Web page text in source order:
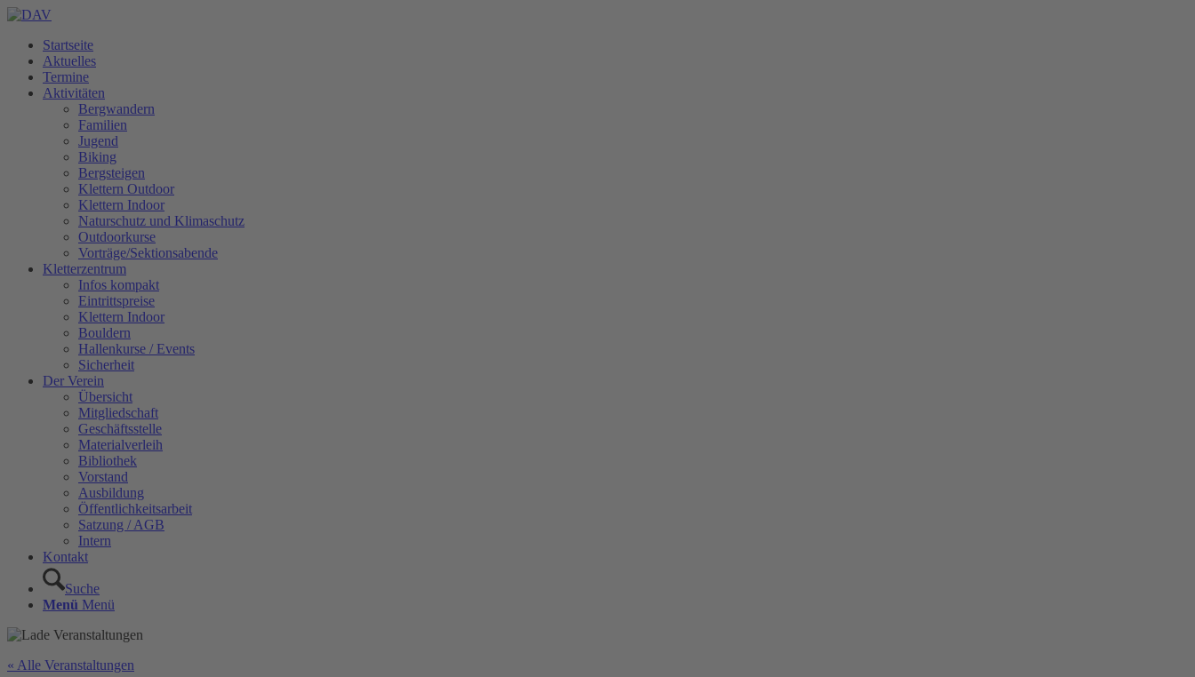
Startseite
Aktuelles
Termine
Aktivitäten
Bergwandern
Familien
Jugend
Biking
Bergsteigen
Klettern Outdoor
Klettern Indoor
Naturschutz und Klimaschutz
Outdoorkurse
Vorträge/Sektionsabende
Kletterzentrum
Infos kompakt
Eintrittspreise
Klettern Indoor
Bouldern
Hallenkurse / Events
Sicherheit
Der Verein
Übersicht
Mitgliedschaft
Geschäftsstelle
Materialverleih
Bibliothek
Vorstand
Ausbildung
Öffentlichkeitsarbeit
Satzung / AGB
Intern
Kontakt
Suche
Menü Menü
« Alle Veranstaltungen